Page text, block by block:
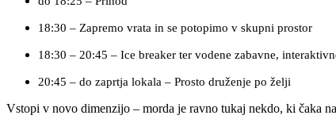
18:30 – Zapremo vrata in se potopimo v skupni prostor
18:30 – 20:45 – Ice breaker ter vodene zabavne,
20:45 – do zaprtja lokala – Prosto druženje po želji
Vstopi v novo dimenzijo – morda je ravno tukaj nekdo, ki čaka